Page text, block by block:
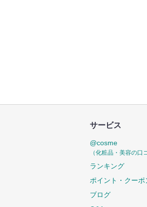
サービス
@cosme
（化粧品・美容の口
ランキング
ポイント・クーポ
ブログ